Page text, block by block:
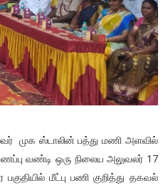
முக ஸ்டாலின் பத்து மணி அளவில்
வண்டி ஒரு நிலைய அலுவலர் 17
மீட்பு பணி குறித்து தகவல்